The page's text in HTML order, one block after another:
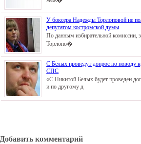
У боксера Надежды Торлоповой не
депутатом костромской думы
По данным избирательной комиссии,
Торлопо�
С Белых проведут допрос по поводу
СПС
«С Никитой Белых будет проведен
и по другому д
Добавить комментарий